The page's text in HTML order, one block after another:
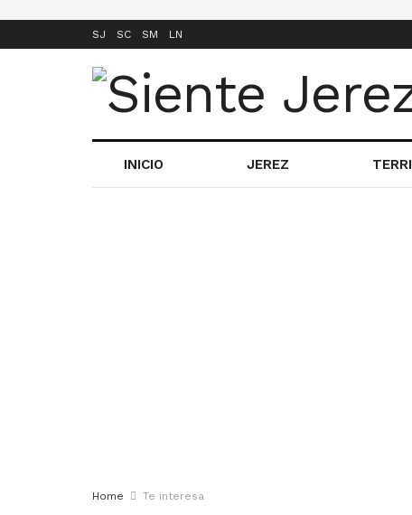
SJ SC SM LN
INICIO JEREZ
Home Te interesa